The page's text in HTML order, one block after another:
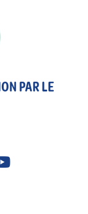
PAR LE